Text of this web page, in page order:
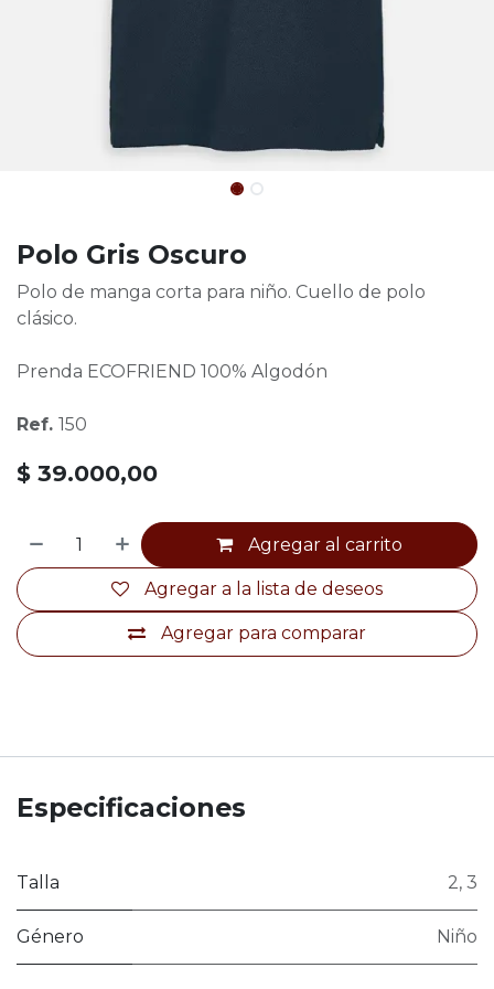
Polo Gris Oscuro
Polo de manga corta para niño. Cuello de polo
clásico.
Prenda ECOFRIEND 100% Algodón
Ref. 150
$ 39.000,00
Agregar al carrito
Agregar para comparar
Agregar a la lista de deseos
Especificaciones
Talla 2, 3
Género Niño